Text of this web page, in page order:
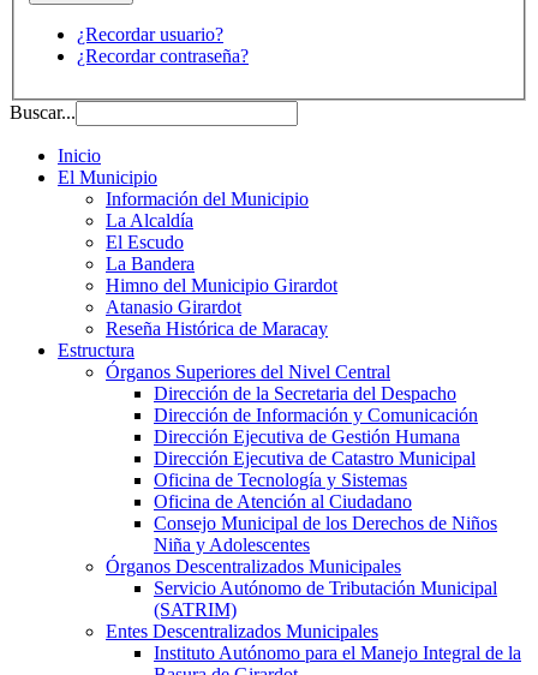
¿Recordar usuario?
¿Recordar contraseña?
Buscar...
Inicio
El Municipio
Información del Municipio
La Alcaldía
El Escudo
La Bandera
Himno del Municipio Girardot
Atanasio Girardot
Reseña Histórica de Maracay
Estructura
Órganos Superiores del Nivel Central
Dirección de la Secretaria del Despacho
Dirección de Información y Comunicación
Dirección Ejecutiva de Gestión Humana
Dirección Ejecutiva de Catastro Municipal
Oficina de Tecnología y Sistemas
Oficina de Atención al Ciudadano
Consejo Municipal de los Derechos de Niños
Niña y Adolescentes
Órganos Descentralizados Municipales
Servicio Autónomo de Tributación Municipal
(SATRIM)
Entes Descentralizados Municipales
Instituto Autónomo para el Manejo Integral de la